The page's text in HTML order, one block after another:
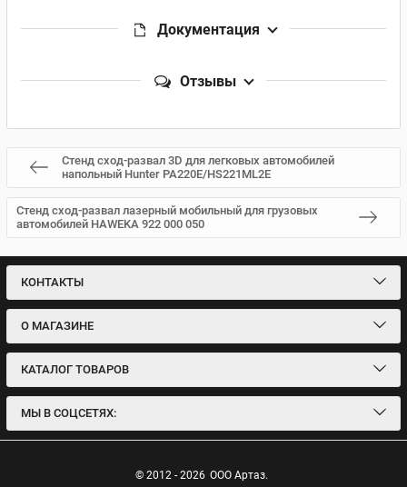
Документация
Отзывы
Стенд сход-развал 3D для легковых автомобилей
напольный Hunter PA220E/HS221ML2E
Стенд сход-развал лазерный мобильный для грузовых
автомобилей HAWEKA 922 000 050
КОНТАКТЫ
О МАГАЗИНЕ
КАТАЛОГ ТОВАРОВ
МЫ В СОЦСЕТЯХ:
© 2012 - 2026 ООО Артаз.